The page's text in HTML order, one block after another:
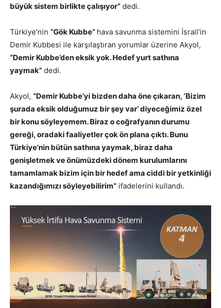
büyük sistem birlikte çalışıyor” dedi.
Türkiye’nin “Gök Kubbe” hava savunma sistemini İsrail’in
Demir Kubbesi ile karşılaştıran yorumlar üzerine Akyol,
“Demir Kubbe’den eksik yok. Hedef yurt sathına
yaymak” dedi.
Akyol, “Demir Kubbe’yi bizden daha öne çıkaran, ‘Bizim
şurada eksik olduğumuz bir şey var’ diyeceğimiz özel
bir konu söyleyemem. Biraz o coğrafyanın durumu
gereği, oradaki faaliyetler çok ön plana çıktı. Bunu
Türkiye’nin bütün sathına yaymak, biraz daha
genişletmek ve önümüzdeki dönem kurulumlarını
tamamlamak bizim için bir hedef ama ciddi bir yetkinliği
kazandığımızı söyleyebilirim” ifadelerini kullandı.